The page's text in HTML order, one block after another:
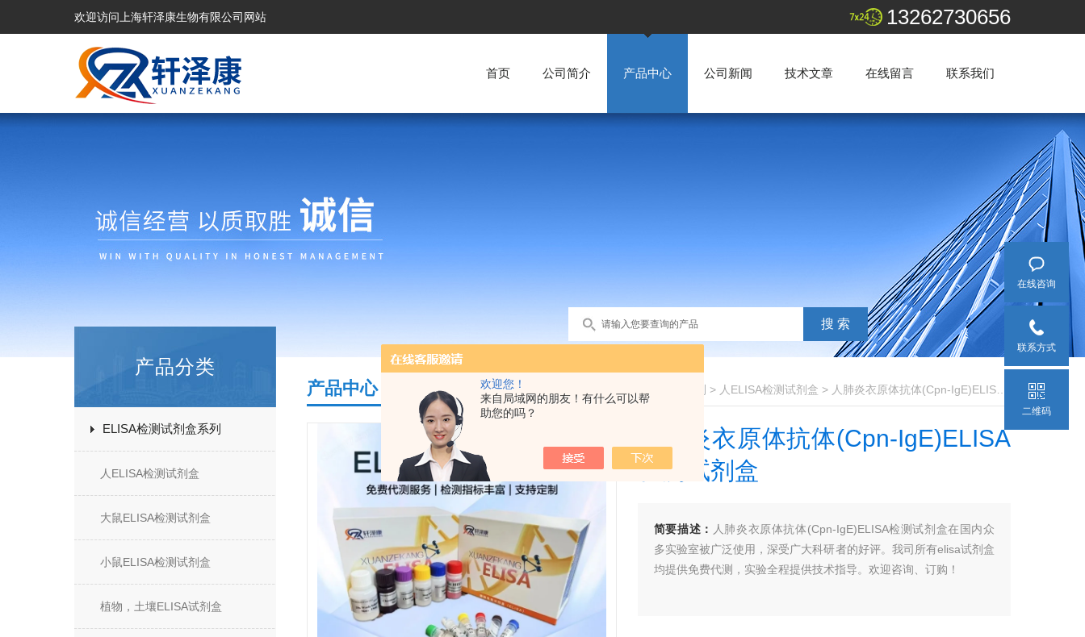
欢迎您！
来自局域网的朋友！有什么可以帮
助您的吗？
欢迎访问上海轩泽康生物有限公司网站 13262730656
首页 公司简介 产品中心 公司新闻 技术文章 在线留言 联系我们
产品分类
ELISA检测试剂盒系列
人ELISA检测试剂盒
大鼠ELISA检测试剂盒
小鼠ELISA检测试剂盒
植物，土壤ELISA试剂盒
您的位置：首页 > 人ELISA检测试剂盒 > 人肺炎衣原体抗体(Cpn-IgE)ELISA检测试剂盒
产品中心
人肺炎衣原体抗体(Cpn-IgE)ELISA
检测试剂盒
简要描述： 人肺炎衣原体抗体(Cpn-IgE)ELISA检测试剂盒在国内众
多实验室被广泛使用，深受广大科研者的好评。我司所有elisa试剂盒
均提供免费代测，实验全程提供技术指导。欢迎咨询、订购！
在线咨询
联系方式
二维码